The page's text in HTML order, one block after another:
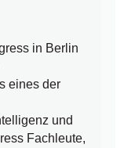
in Berlin
eines der
und
Fachleute,